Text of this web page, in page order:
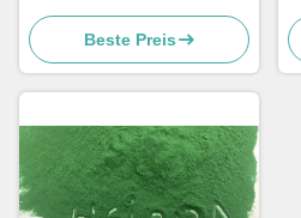
elektrostatische
Pulverbeschichtung mit
glänzender Matte
Oberfläche und 180-200°C
Beste Preis